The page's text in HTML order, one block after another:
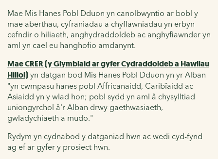
Mae Mis Hanes Pobl Dduon yn canolbwyntio ar bobl y
mae aberthau, cyfraniadau a chyflawniadau yn erbyn
cefndir o hiliaeth, anghydraddoldeb ac anghyfiawnder yn
aml yn cael eu hanghofio amdanynt.
Mae CRER (y Glymblaid ar gyfer Cydraddoldeb a Hawliau
Hiliol) yn datgan bod Mis Hanes Pobl Dduon yn yr Alban
"yn cwmpasu hanes pobl Affricanaidd, Caribïaidd ac
Asiaidd yn y wlad hon; pobl sydd yn aml â chysylltiad
uniongyrchol â'r Alban drwy gaethwasiaeth,
gwladychiaeth a mudo."
Rydym yn cydnabod y datganiad hwn ac wedi cyd-fynd
ag ef ar gyfer y prosiect hwn.